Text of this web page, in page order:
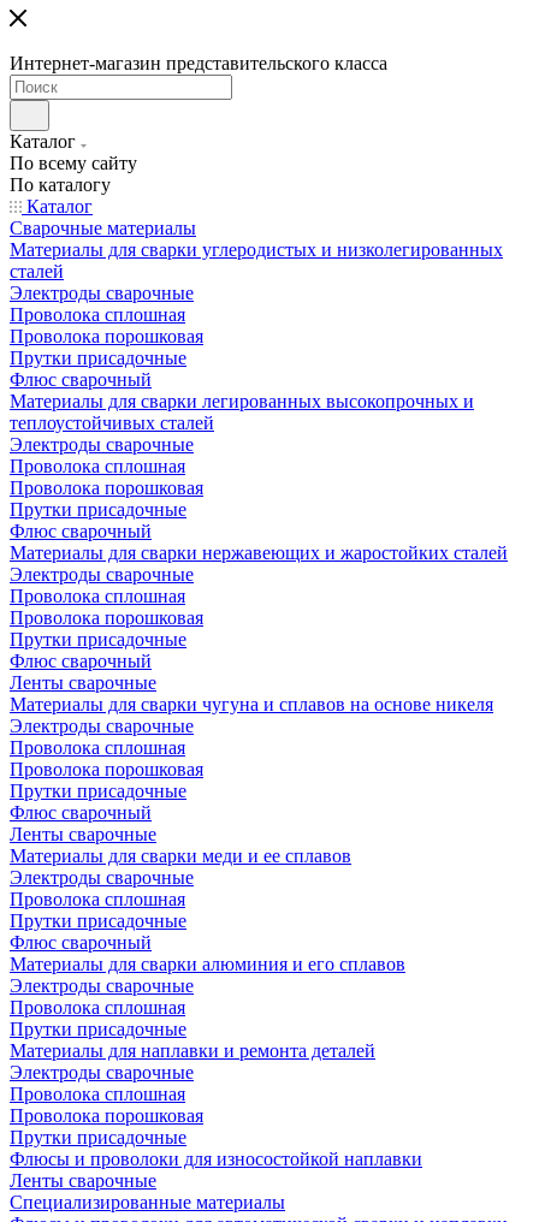
Интернет-магазин представительского класса
Каталог
По всему сайту
По каталогу
Каталог
Сварочные материалы
Материалы для сварки углеродистых и низколегированных
сталей
Электроды сварочные
Проволока сплошная
Проволока порошковая
Прутки присадочные
Флюс сварочный
Материалы для сварки легированных высокопрочных и
теплоустойчивых сталей
Электроды сварочные
Проволока сплошная
Проволока порошковая
Прутки присадочные
Флюс сварочный
Материалы для сварки нержавеющих и жаростойких сталей
Электроды сварочные
Проволока сплошная
Проволока порошковая
Прутки присадочные
Флюс сварочный
Ленты сварочные
Материалы для сварки чугуна и сплавов на основе никеля
Электроды сварочные
Проволока сплошная
Проволока порошковая
Прутки присадочные
Флюс сварочный
Ленты сварочные
Материалы для сварки меди и ее сплавов
Электроды сварочные
Проволока сплошная
Прутки присадочные
Флюс сварочный
Материалы для сварки алюминия и его сплавов
Электроды сварочные
Проволока сплошная
Прутки присадочные
Материалы для наплавки и ремонта деталей
Электроды сварочные
Проволока сплошная
Проволока порошковая
Прутки присадочные
Флюсы и проволоки для износостойкой наплавки
Ленты сварочные
Специализированные материалы